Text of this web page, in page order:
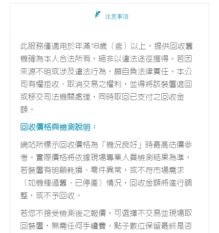
注意事項
此服務僅適用於年滿18歲（含）以上，提供回收舊
機確為本人合法所有，絕非以違法途徑獲得。若因
來源不明或涉及違法行為，願自負法律責任。本公
司有權拒收、取消交易之權利，並得將該裝置退回
或移交司法機關處理，同時取回已支付之回收金
額。
回收價格與檢測說明：
網站所標示回收價格為「機況良好」時最高估價參
考。實際價格將依據現場專業人員檢測結果為準，
若裝置有明顯耗損、零件異常，或不符市場需求
（如機種過舊、已停產）情況，回收金額將進行調
整，或不予回收。
若您不接受檢測後之報價，可選擇不交易並現場取
回裝置，無需任何手續費。點子數位保留最終是否